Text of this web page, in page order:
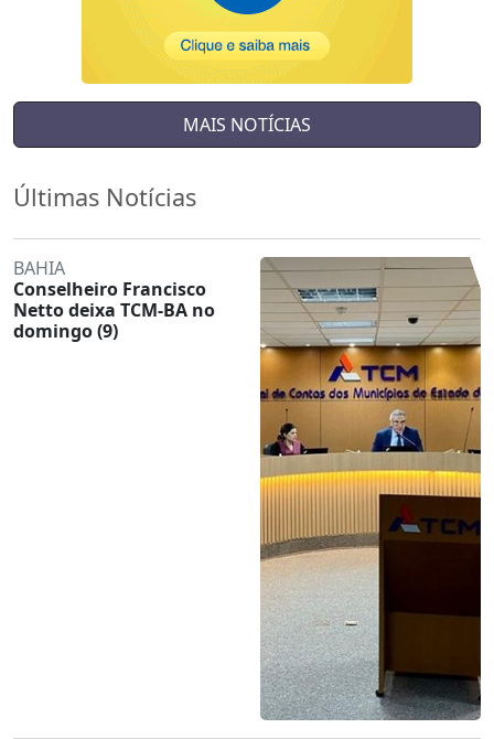
MAIS NOTÍCIAS
Últimas Notícias
BAHIA
Conselheiro Francisco
Netto deixa TCM-BA no
domingo (9)